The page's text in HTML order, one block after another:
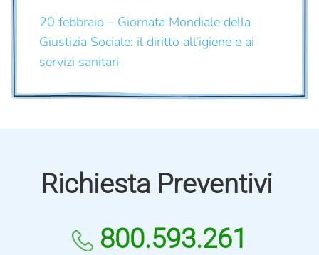
20 febbraio – Giornata Mondiale della
Giustizia Sociale: il diritto all’igiene e ai
servizi sanitari
Richiesta Preventivi
800.593.261